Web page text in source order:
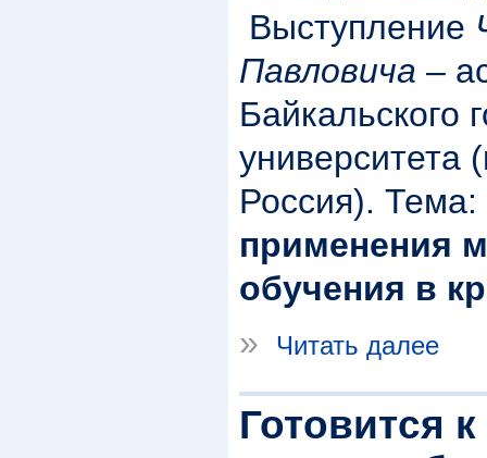
Выступление
Павловича –
Байкальского
университета
Россия). Тема:
применения
обучения в
»
Читать далее
Готовится